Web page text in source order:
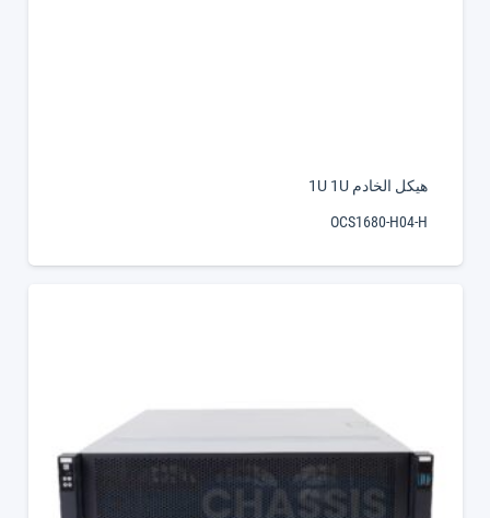
هيكل الخادم 1U 1U
OCS1680-H04-H